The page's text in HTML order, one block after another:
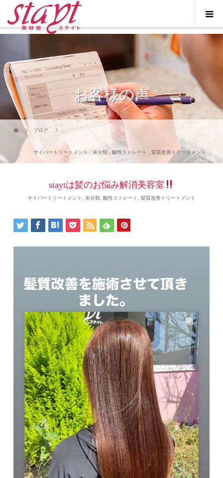
お客様の声
ブログ
サイバートリートメント ,未分類 ,酸性ストレート ,髪質改善トリートメント
staytは髪のお悩み解消美容室
サイバートリートメント 未分類 酸性ストレート 髪質改善トリートメント